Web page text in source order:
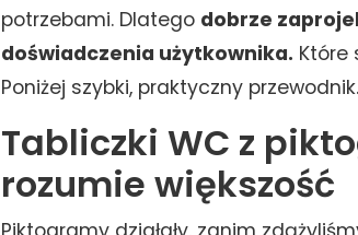
potrzebami. Dlatego dobrze
doświadczenia użytkownika. Które
Poniżej szybki, praktyczny przewodnik.
Tabliczki WC z
rozumie większość